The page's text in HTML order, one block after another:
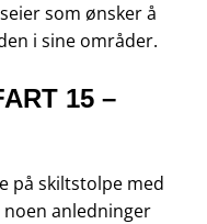
som ønsker å
i sine områder.
15 –
på skiltstolpe med
anledninger